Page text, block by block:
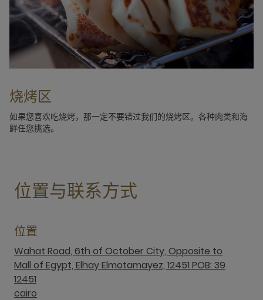
烧烤区
如果您喜欢吃烧烤，那一定不要错过我们的烧烤区。各种肉类和海
鲜任您挑选。
位置与联系方式
位置
Wahat Road, 6th of October City, Opposite to
Mall of Egypt, Elhay Elmotamayez, 12451 POB: 39
12451
cairo